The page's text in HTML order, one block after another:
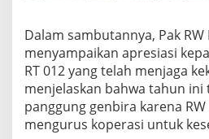
Dalam sambutannya, Pak
menyampaikan apresiasi
RT 012 yang telah menjaga
menjelaskan bahwa tahun ini
panggung genbira karena
mengurus koperasi untuk